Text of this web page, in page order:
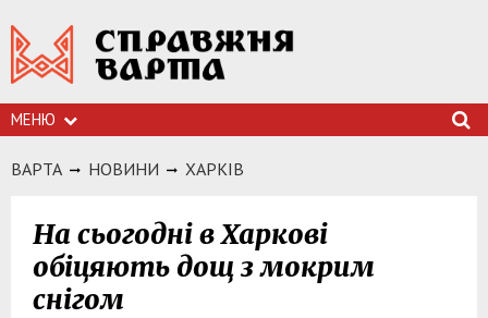
МЕНЮ
ВАРТА НОВИНИ ХАРКIВ
На сьогодні в Харкові
обіцяють дощ з мокрим
снігом